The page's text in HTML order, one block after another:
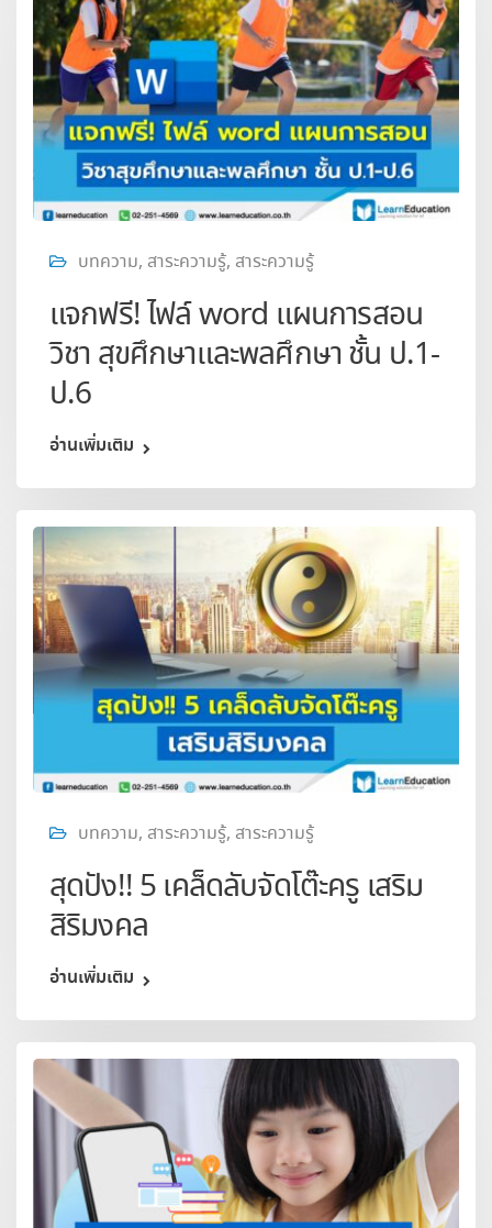
บทความ, สาระความรู้, สาระความรู้
แจกฟรี! ไฟล์ word แผนการสอน
วิชา สุขศึกษาและพลศึกษา ชั้น ป.1-
ป.6
อ่านเพิ่มเติม
บทความ, สาระความรู้, สาระความรู้
สุดปัง!! 5 เคล็ดลับจัดโต๊ะครู เสริม
สิริมงคล
อ่านเพิ่มเติม